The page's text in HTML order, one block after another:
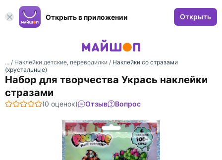
Открыть в приложении Открыть
... / Наклейки детские, переводилки / Наклейки со стразами
(хрустальные)
Набор для творчества Укрась наклейки
стразами
(0 оценок) Отзыв Вопрос